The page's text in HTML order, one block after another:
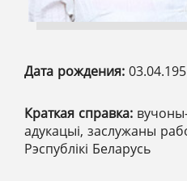
Дата рождения:
Краткая справка:
адукацыі, заслужаны
Рэспублікі Беларусь